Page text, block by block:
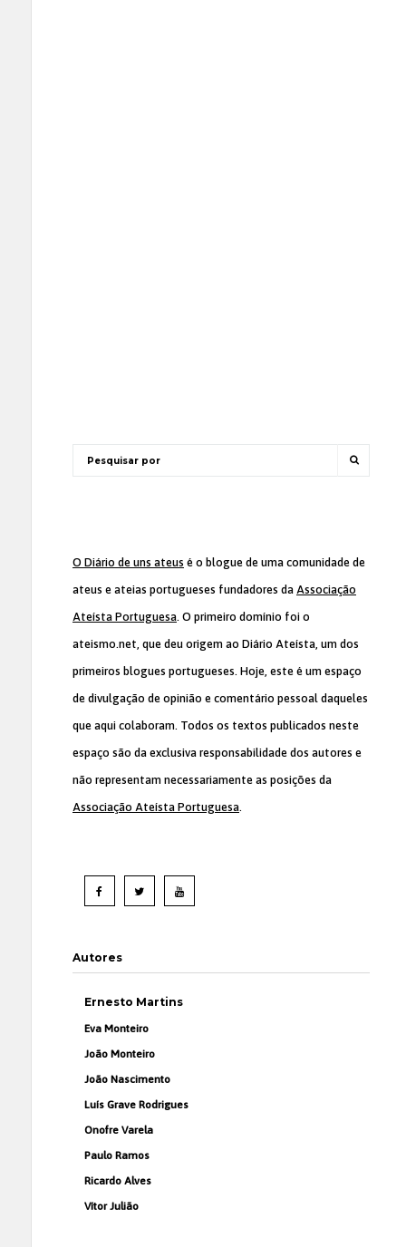
O Diário de uns ateus é o blogue de uma comunidade de
ateus e ateias portugueses fundadores da Associação
Ateísta Portuguesa. O primeiro domínio foi o
ateismo.net, que deu origem ao Diário Ateísta, um dos
primeiros blogues portugueses. Hoje, este é um espaço
de divulgação de opinião e comentário pessoal daqueles
que aqui colaboram. Todos os textos publicados neste
espaço são da exclusiva responsabilidade dos autores e
não representam necessariamente as posições da
Associação Ateísta Portuguesa.
Autores
Ernesto Martins
Eva Monteiro
João Monteiro
João Nascimento
Luís Grave Rodrigues
Onofre Varela
Paulo Ramos
Ricardo Alves
Vítor Julião